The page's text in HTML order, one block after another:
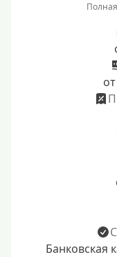
Банковская